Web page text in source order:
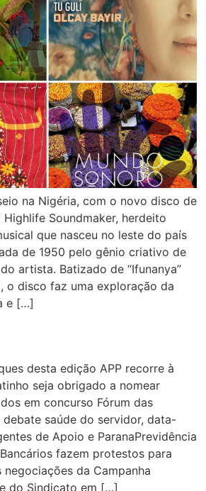
na Nigéria, com o novo disco de
Highlife Soundmaker, herdeito
que nasceu no leste do país
de 1950 pelo gênio criativo de
artista. Batizado de “Ifunanya”
o disco faz uma exploração da
e […]
desta edição APP recorre à
seja obrigado a nomear
em concurso Fórum das
debate saúde do servidor, data-
de Apoio e ParanaPrevidência
fazem protestos para
da Campanha
do Sindicato em […]